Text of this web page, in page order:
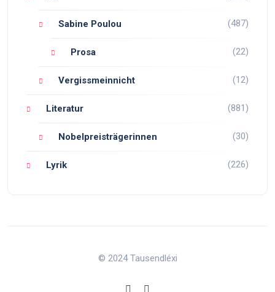
Sabine Poulou (487)
Prosa (22)
Vergissmeinnicht (12)
Literatur (881)
Nobelpreisträgerinnen (30)
Lyrik (226)
© 2024 Tausendléxi